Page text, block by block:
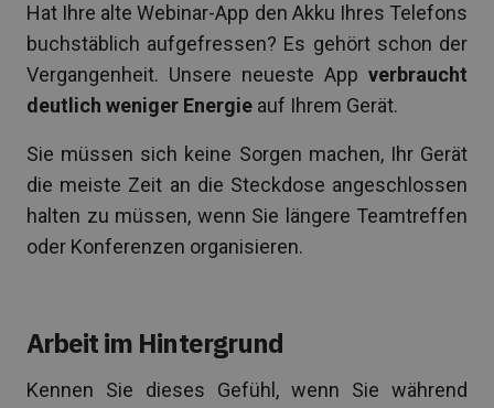
Hat Ihre alte Webinar-App den Akku Ihres Telefons
buchstäblich aufgefressen? Es gehört schon der
Vergangenheit. Unsere neueste App verbraucht
deutlich weniger Energie auf Ihrem Gerät.
Sie müssen sich keine Sorgen machen, Ihr Gerät
die meiste Zeit an die Steckdose angeschlossen
halten zu müssen, wenn Sie längere Teamtreffen
oder Konferenzen organisieren.
Arbeit im Hintergrund
Kennen Sie dieses Gefühl, wenn Sie während